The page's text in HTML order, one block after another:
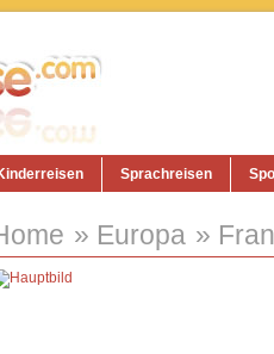
Sprachreisen
Europa